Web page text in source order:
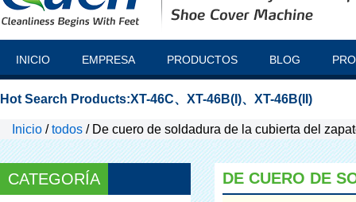
INICIO EMPRESA PRODUCTOS BLOG
Hot Search Products:XT-46C、 XT-46B(I)、 XT-46B(II)
Inicio /todos / De cuero de soldadura de la cubierta del
CATEGORÍA DE CUERO DE